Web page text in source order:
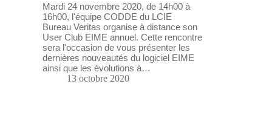
Mardi 24 novembre 2020, de 14h00 à
16h00, l'équipe CODDE du LCIE
Bureau Veritas organise à distance son
User Club EIME annuel. Cette rencontre
sera l'occasion de vous présenter les
dernières nouveautés du logiciel EIME
ainsi que les évolutions à…
13 octobre 2020